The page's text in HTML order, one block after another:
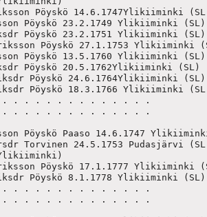
Pöyskö 14.6.1747Ylikiiminki
Pöyskö 23.2.1749 Ylikiiminki (SL)
Pöyskö 23.2.1751 Ylikiiminki (SL)
Pöyskö 27.1.1753 Ylikiiminki
Pöyskö 13.5.1760 Ylikiiminki (SL)
Pöyskö 20.5.1762Ylikiiminki (SL)
Pöyskö 24.6.1764Ylikiiminki
Pöyskö 18.3.1766 Ylikiiminki
. . . . . . . . . . . . .
. . . . . . . . . . . . .
Pöyskö Paaso 14.6.1747
Torvinen 24.5.1753 Pudasjärvi
Pöyskö 17.1.1777 Ylikiiminki
Pöyskö 8.1.1778 Ylikiiminki
. . . . . . . . . . . . .
. . . . . . . . . . . . .